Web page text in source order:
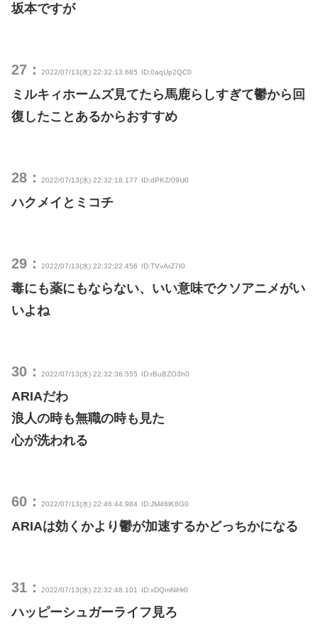
坂本ですが
27： 2022/07/13(水) 22:32:13.685 ID:0aqUp2QC0
ミルキィホームズ見てたら馬鹿らしすぎて鬱から回
復したことあるからおすすめ
28： 2022/07/13(水) 22:32:18.177 ID:dPKZ/09U0
ハクメイとミコチ
29： 2022/07/13(水) 22:32:22.456 ID:TVvArZ7I0
毒にも薬にもならない、いい意味でクソアニメがい
いよね
30： 2022/07/13(水) 22:32:36.555 ID:rBuBZO3h0
ARIAだわ
浪人の時も無職の時も見た
心が洗われる
60： 2022/07/13(水) 22:46:44.984 ID:JM46lK8G0
ARIAは効くかより鬱が加速するかどっちかになる
31： 2022/07/13(水) 22:32:48.101 ID:xDQmNiHr0
ハッピーシュガーライフ見ろ